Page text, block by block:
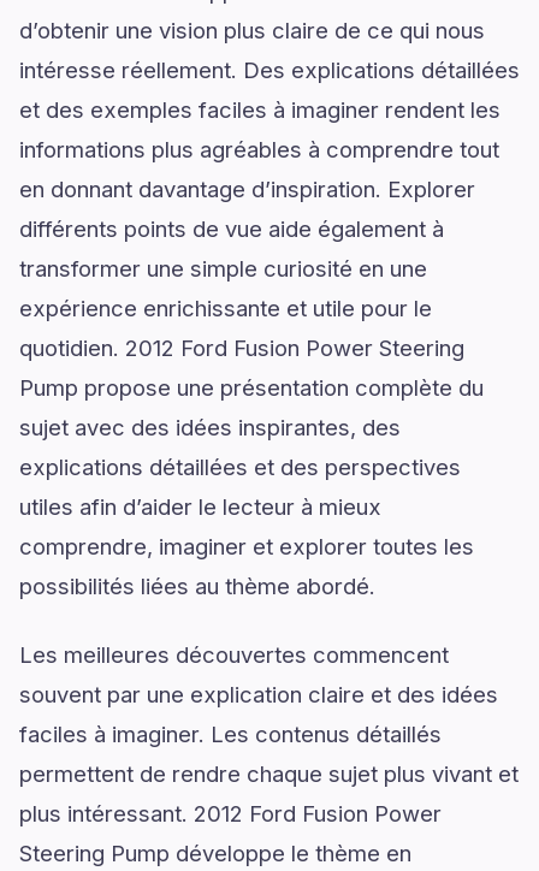
d’obtenir une vision plus claire de ce qui nous
intéresse réellement. Des explications détaillées
et des exemples faciles à imaginer rendent les
informations plus agréables à comprendre tout
en donnant davantage d’inspiration. Explorer
différents points de vue aide également à
transformer une simple curiosité en une
expérience enrichissante et utile pour le
quotidien. 2012 Ford Fusion Power Steering
Pump propose une présentation complète du
sujet avec des idées inspirantes, des
explications détaillées et des perspectives
utiles afin d’aider le lecteur à mieux
comprendre, imaginer et explorer toutes les
possibilités liées au thème abordé.
Les meilleures découvertes commencent
souvent par une explication claire et des idées
faciles à imaginer. Les contenus détaillés
permettent de rendre chaque sujet plus vivant et
plus intéressant. 2012 Ford Fusion Power
Steering Pump développe le thème en